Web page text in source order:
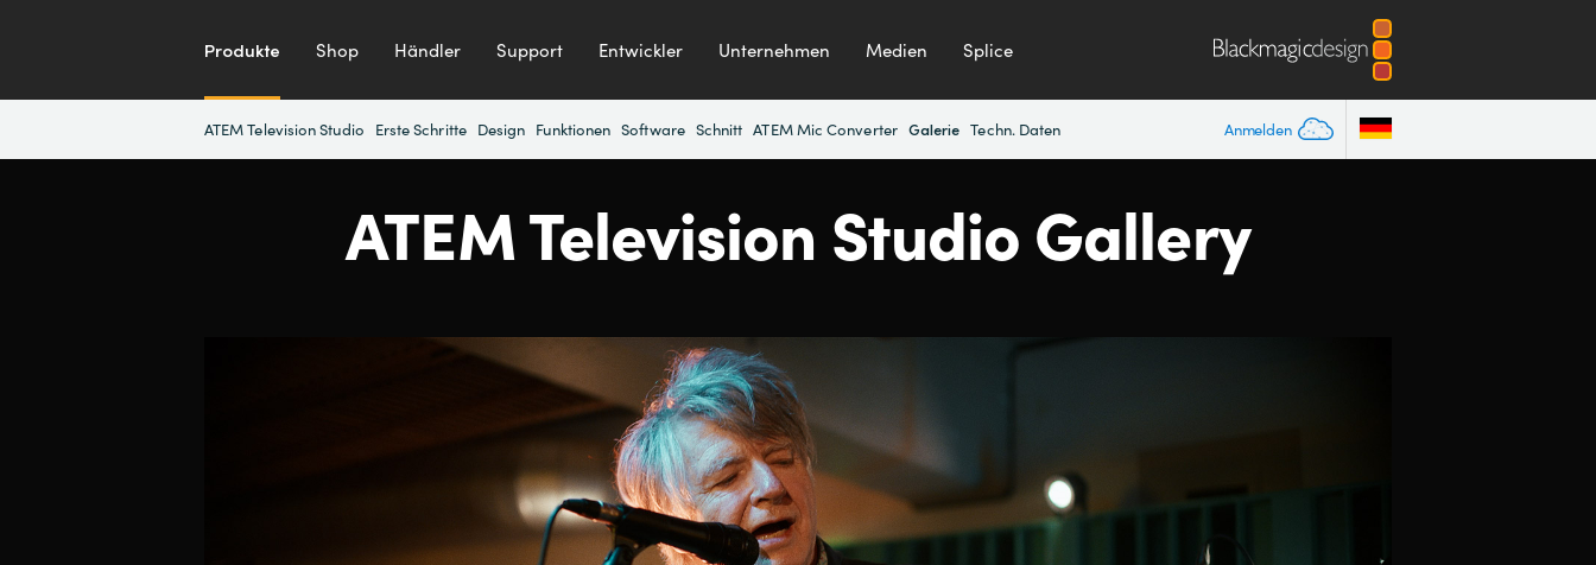
Produkte Shop Händler Support Entwickler Unternehmen Medien Splice
Anmelden
ATEM Television Studio Erste Schritte Design Funktionen Software Schnitt ATEM Mic Converter Galerie Techn. Daten
ATEM Television Studio Gallery